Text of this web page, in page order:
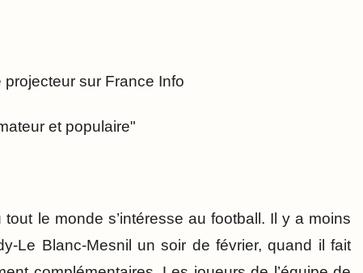
sur France Info
et populaire"
le monde s’intéresse au football. Il y a moins
Le Blanc-Mesnil un soir de février, quand il fait